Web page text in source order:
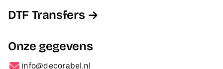
DTF Transfers
Onze gegevens
info@decorabel.nl